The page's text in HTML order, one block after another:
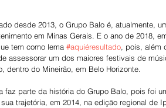
desde 2013, o Grupo Balo é, atualmente,
em Minas Gerais. E o ano de 2018,
tem como lema #aquiéresultado, pois, além
assessorar um dos maiores festivais de
dentro do Mineirão, em Belo Horizonte.
faz parte da história do Grupo Balo, pois foi
trajetória, em 2014, na edição regional de